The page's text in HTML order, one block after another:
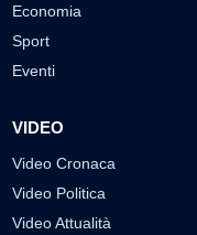
Economia
Sport
Eventi
VIDEO
Video Cronaca
Video Politica
Video Attualità